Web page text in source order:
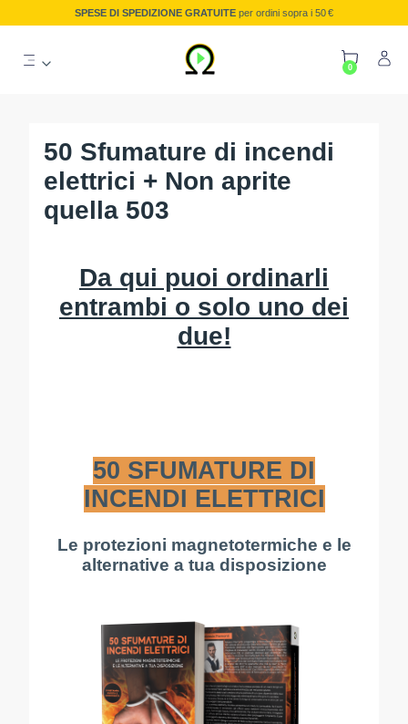
SPESE DI SPEDIZIONE GRATUITE per ordini sopra i 50 €
0
50 Sfumature di incendi
elettrici + Non aprite
quella 503
Da qui puoi ordinarli
entrambi o solo uno dei
due!
50 SFUMATURE DI
INCENDI ELETTRICI
Le protezioni magnetotermiche e le
alternative a tua disposizione